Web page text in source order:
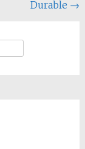
Durable →